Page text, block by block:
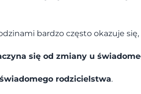
bardzo często okazuje
się od zmiany u
świadomego rodzicielstwa.